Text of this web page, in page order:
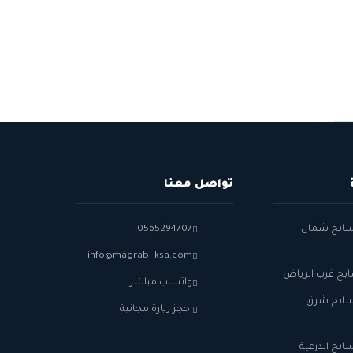
شمال
غرب الرياض
شرق
الدرعية
تواصل معنا
0565294707
info@magrabi-ksa.com
واتساب مباشر
احجز زيارة مجانية